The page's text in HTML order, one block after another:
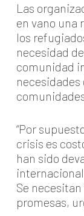
Las
en vano una
los
necesidad
comunidad
necesidades
“Por
crisis es
han sido
Se
promesas,